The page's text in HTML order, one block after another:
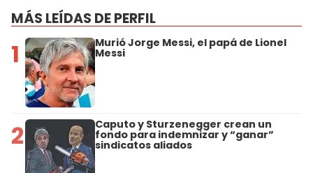
MÁS LEÍDAS DE PERFIL
1 Murió Jorge Messi, el papá de Lionel
Messi
2 Caputo y Sturzenegger crean un
fondo para indemnizar y “ganar”
sindicatos aliados